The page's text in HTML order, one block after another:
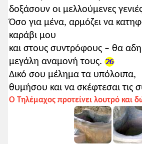
δοξάσουν οι μελλούμενες
Όσο για μένα, αρμόζει να
καράβι μου
και στους συντρόφους – θα
μεγάλη αναμονή τους.
Δικό σου μέλημα τα υπόλοιπα,
θυμήσου και να σκέφτεσαι τις
Ο Τηλέμαχος προτείνει λουτρό και